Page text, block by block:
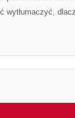
wytłumaczyć,